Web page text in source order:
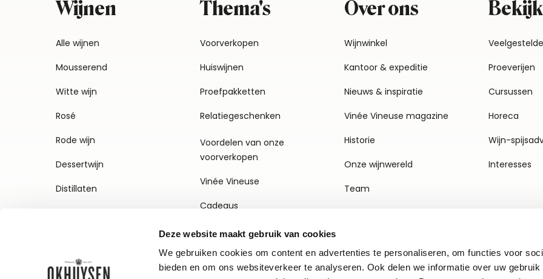
Deze website maakt gebruik van cookies
We gebruiken cookies om content en advertenties te personaliseren, om functies voor
bieden en om ons websiteverkeer te analyseren. Ook delen we informatie over uw
Wijnen
Alle wijnen
Mousserend
Witte wijn
Rosé
Rode wijn
Dessertwijn
Distillaten
Thema's
Voorverkopen
Huiswijnen
Proefpakketten
Relatiegeschenken
Voordelen van onze
voorverkopen
Vinée Vineuse
Cadeaus
Over ons
Wijnwinkel
Kantoor & expeditie
Nieuws & inspiratie
Vinée Vineuse magazine
Historie
Onze wijnwereld
Team
Contact
Proeverijen
Cursussen
Horeca
Wijn-
Interesses